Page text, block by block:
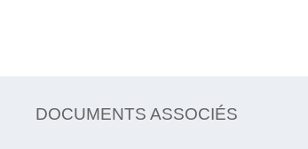
DOCUMENTS ASSOCIÉS